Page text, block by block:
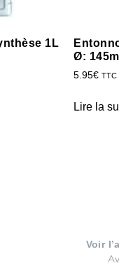
1L
Ø:
5.95€ TTC
Lire la
Voir